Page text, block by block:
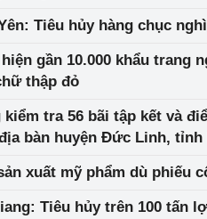
Tiêu hủy hàng chục
gần 10.000 khẩu trang
thập đỏ
kiểm tra 56 bãi tập kết và
bàn huyện Đức Linh, tỉnh
xuất mỹ phẩm dù phiếu
Tiêu hủy trên 100 tấn